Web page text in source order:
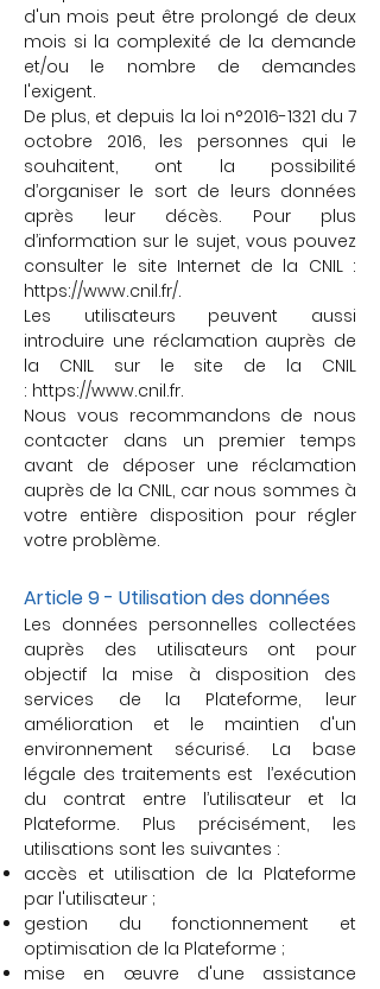
d'un mois peut être prolongé de deux
mois si la complexité de la demande
et/ou le nombre de demandes
l'exigent.
De plus, et depuis la loi n°2016-1321 du 7
octobre 2016, les personnes qui le
souhaitent, ont la possibilité
d’organiser le sort de leurs données
après leur décès. Pour plus
d’information sur le sujet, vous pouvez
consulter le site Internet de la CNIL :
https://www.cnil.fr/.
Les utilisateurs peuvent aussi
introduire une réclamation auprès de
la CNIL sur le site de la CNIL
: https://www.cnil.fr.
Nous vous recommandons de nous
contacter dans un premier temps
avant de déposer une réclamation
auprès de la CNIL, car nous sommes à
votre entière disposition pour régler
votre problème.
Article 9 - Utilisation des données
Les données personnelles collectées
auprès des utilisateurs ont pour
objectif la mise à disposition des
services de la Plateforme, leur
amélioration et le maintien d'un
environnement sécurisé. La base
légale des traitements est l’exécution
du contrat entre l’utilisateur et la
Plateforme. Plus précisément, les
utilisations sont les suivantes :
accès et utilisation de la Plateforme
par l'utilisateur ;
gestion du fonctionnement et
optimisation de la Plateforme ;
mise en œuvre d'une assistance